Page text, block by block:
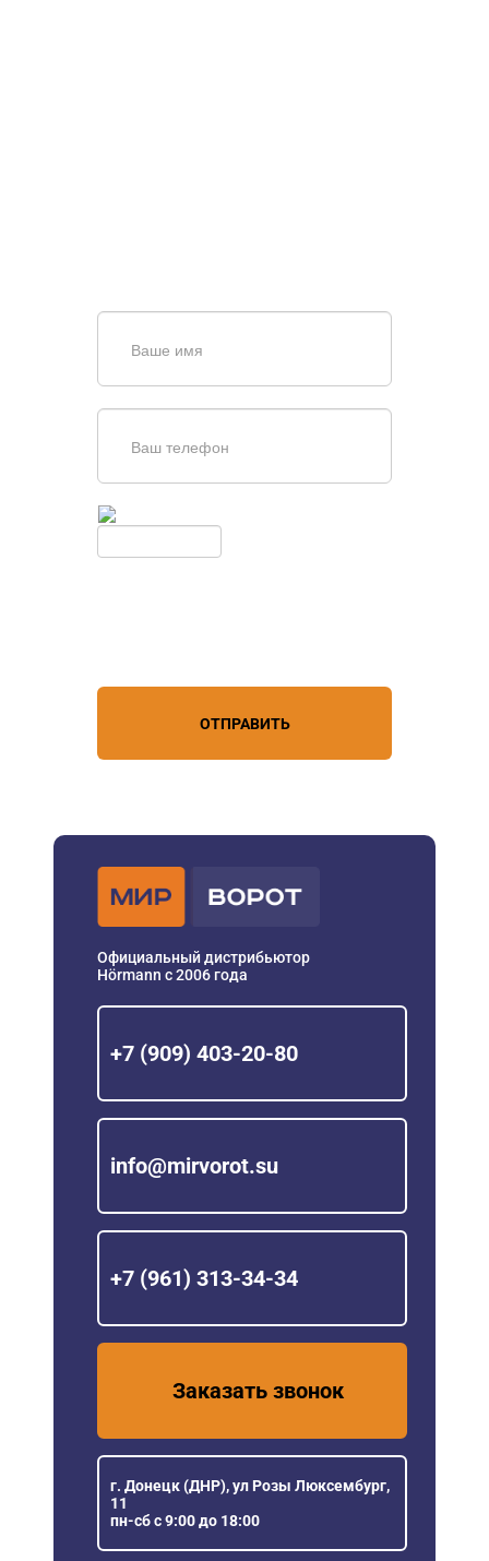
ОТПРАВИТЬ
Официальный дистрибьютор
Hörmann с 2006 года
+7 (909) 403-20-80
info@mirvorot.su
+7 (961) 313-34-34
Заказать звонок
г. Донецк (ДНР), ул Розы Люксембург,
11
пн-сб с 9:00 до 18:00